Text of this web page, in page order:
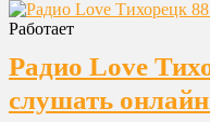
Работает
Радио Love
слушать